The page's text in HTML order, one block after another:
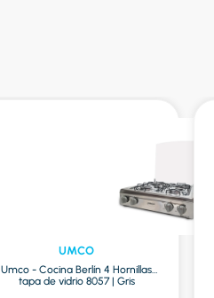
UMCO
Umco - Cocina Berlín 4 Hornillas
tapa de vidrio 8057 | Gris